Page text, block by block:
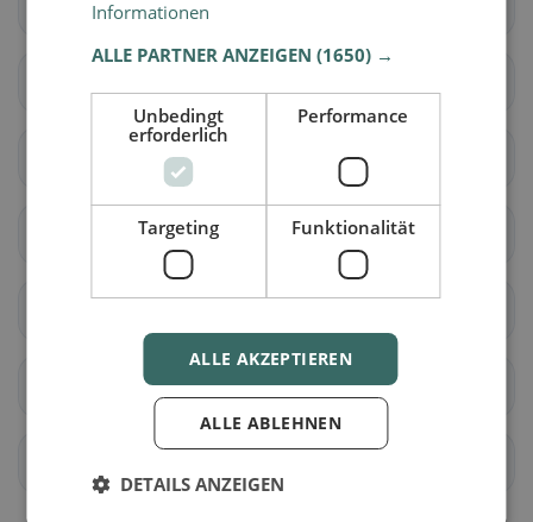
Schüpfheim
Emmen
Eschenbach (LU)
Inwil
Informationen
ALLE PARTNER ANZEIGEN(1650) →
Unbedingt
erforderlich
Performance
Targeting Funktionalität
ALLE AKZEPTIEREN
ALLE ABLEHNEN
DETAILS ANZEIGEN